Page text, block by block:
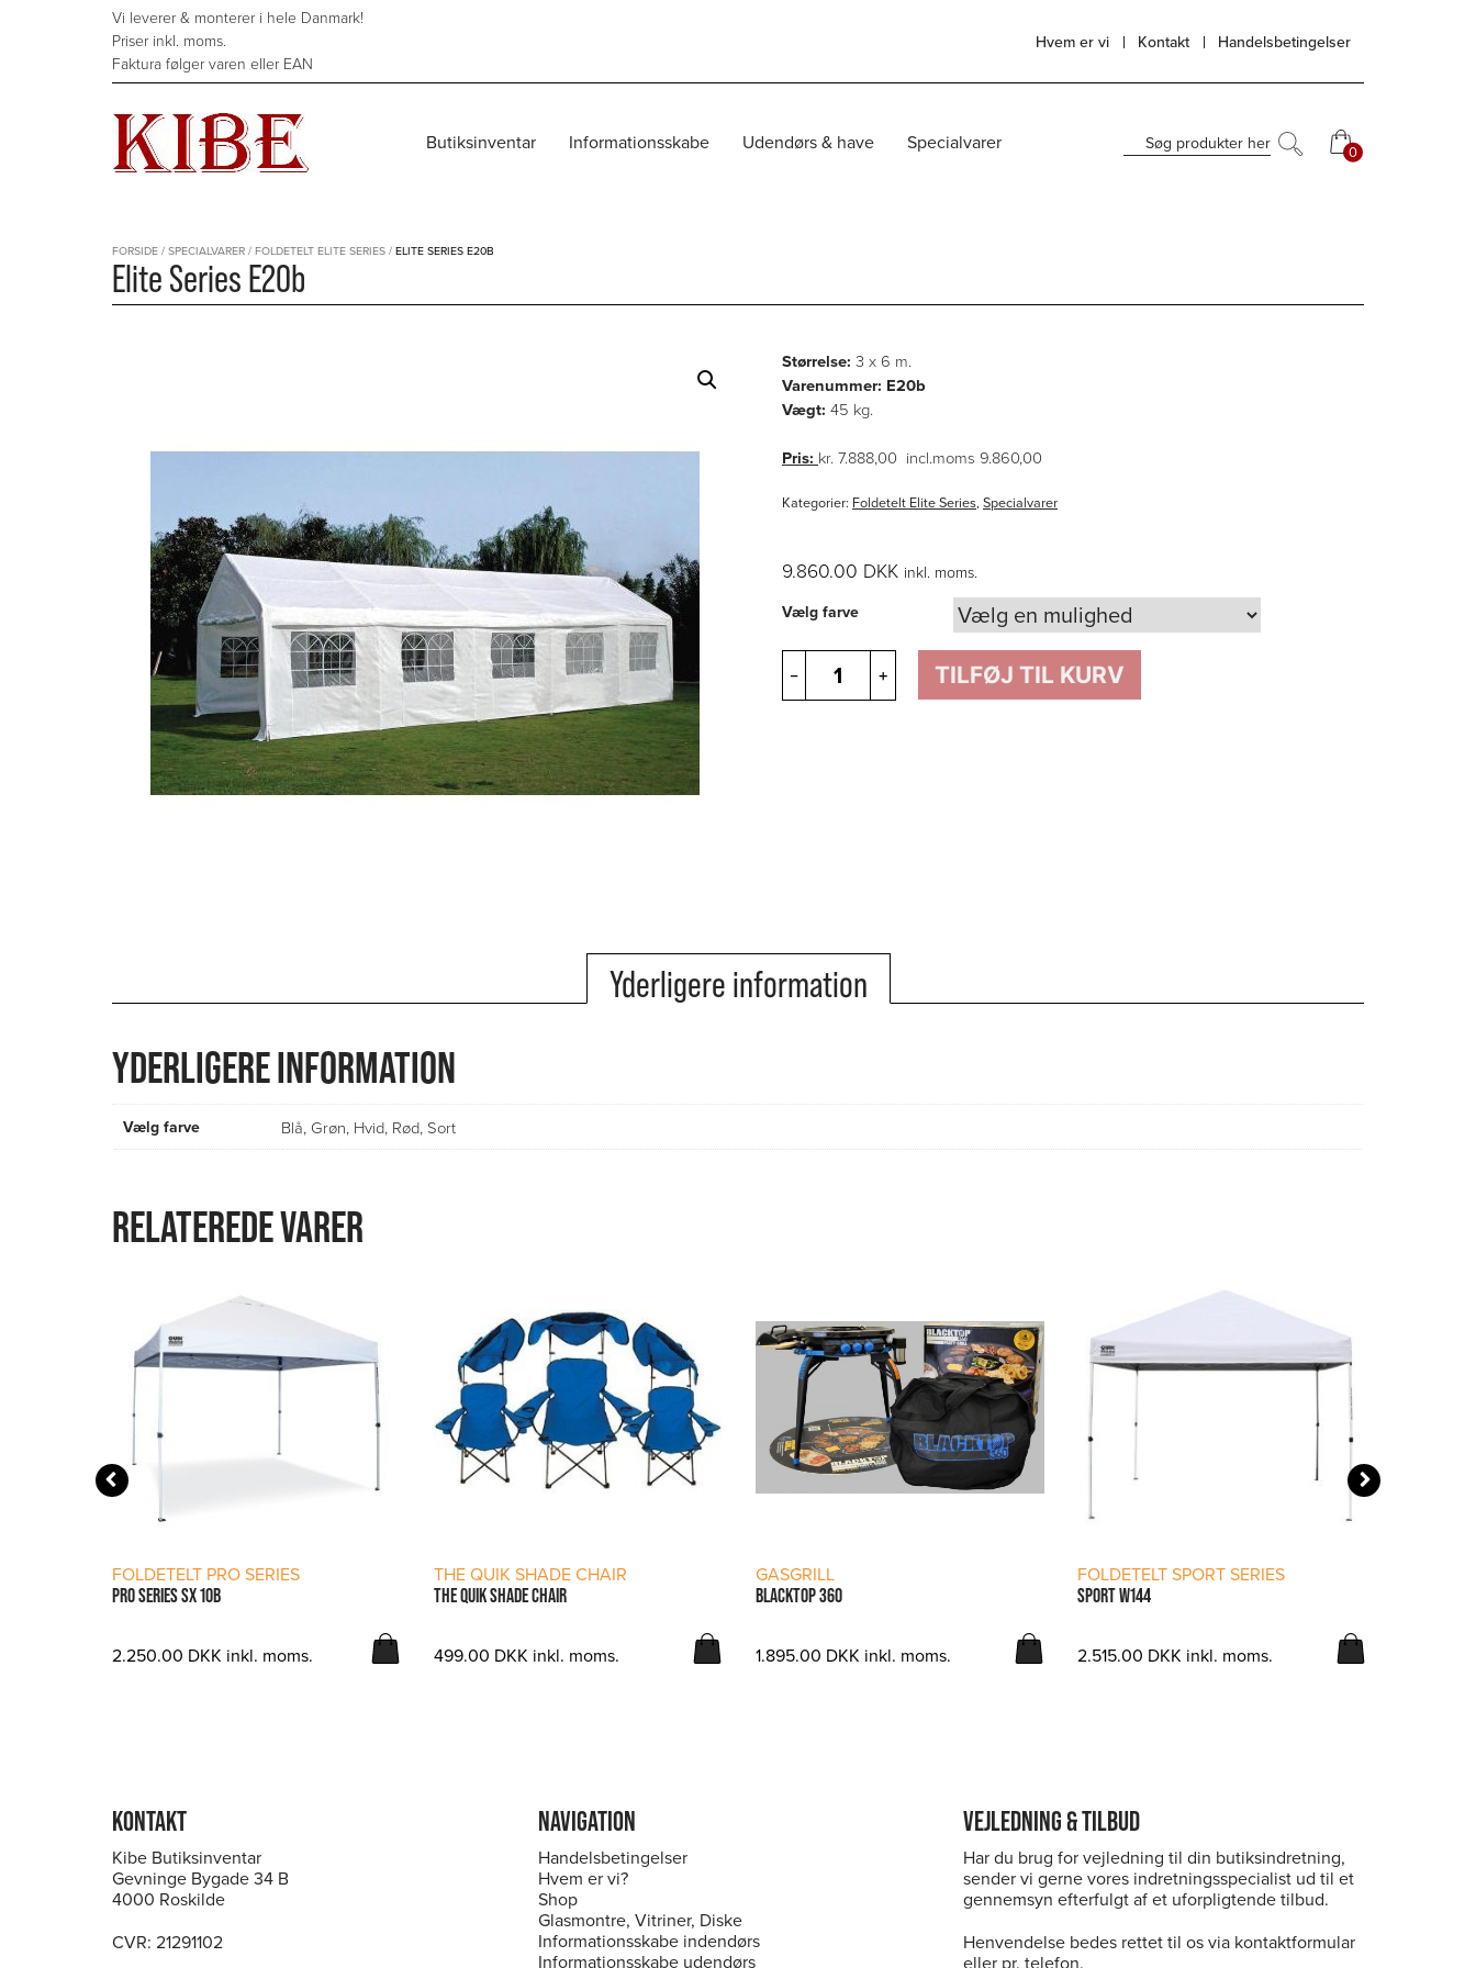
Vi leverer & monterer i hele Danmark!
Priser inkl. moms.
Faktura følger varen eller EAN
Hvem er vi Kontakt Handelsbetingelser
Butiksinventar Informationsskabe Udendørs & have Specialvarer Søg produkter her 0
0
FORSIDE / SPECIALVARER / FOLDETELT ELITE SERIES / ELITE SERIES E20B
Elite Series E20b
Størrelse: 3 x 6 m.
Varenummer: E20b
Vægt: 45 kg.
Pris: kr. 7.888,00 incl.moms 9.860,00
Kategorier: Foldetelt Elite Series,Specialvarer
9.860.00 DKK inkl. moms.
Vælg farve
–
Series
E20b
+ TILFØJ TIL KURV
Yderligere information
YDERLIGERE INFORMATION
Vælg farve Blå, Grøn, Hvid, Rød, Sort
RELATEREDE VARER
LÆS MERE
FOLDETELT PRO SERIES
PRO SERIES SX 10B
2.250.00 DKK inkl. moms.
LÆS MERE
THE QUIK SHADE CHAIR
THE QUIK SHADE CHAIR
499.00 DKK inkl. moms.
GASGRILL
BLACKTOP 360
1.895.00 DKK inkl. moms.
LÆS MERE
FOLDETELT SPORT SERIES
SPORT W144
2.515.00 DKK inkl. moms.
KONTAKT
Kibe Butiksinventar
Gevninge Bygade 34 B
4000 Roskilde
CVR: 21291102
NAVIGATION
Handelsbetingelser
Hvem er vi?
Shop
Glasmontre, Vitriner, Diske
Informationsskabe indendørs
Informationsskabe udendørs
VEJLEDNING & TILBUD
Har du brug for vejledning til din butiksindretning,
sender vi gerne vores indretningsspecialist ud til et
gennemsyn efterfulgt af et uforpligtende tilbud.
Henvendelse bedes rettet til os via kontaktformular